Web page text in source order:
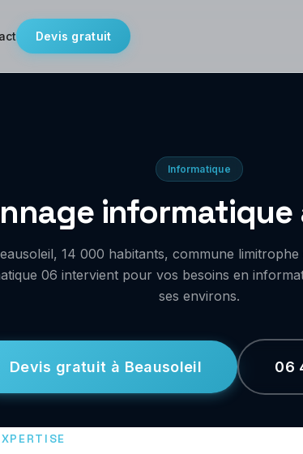
Devis gratuit
Informatique
informatique
14 000 habitants, commune limitrophe
06 intervient pour vos besoins en
ses environs.
Devis gratuit à Beausoleil 06